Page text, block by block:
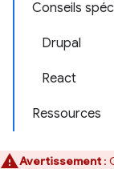
Conseils
Drupal
React
Ressources
Avertissement: